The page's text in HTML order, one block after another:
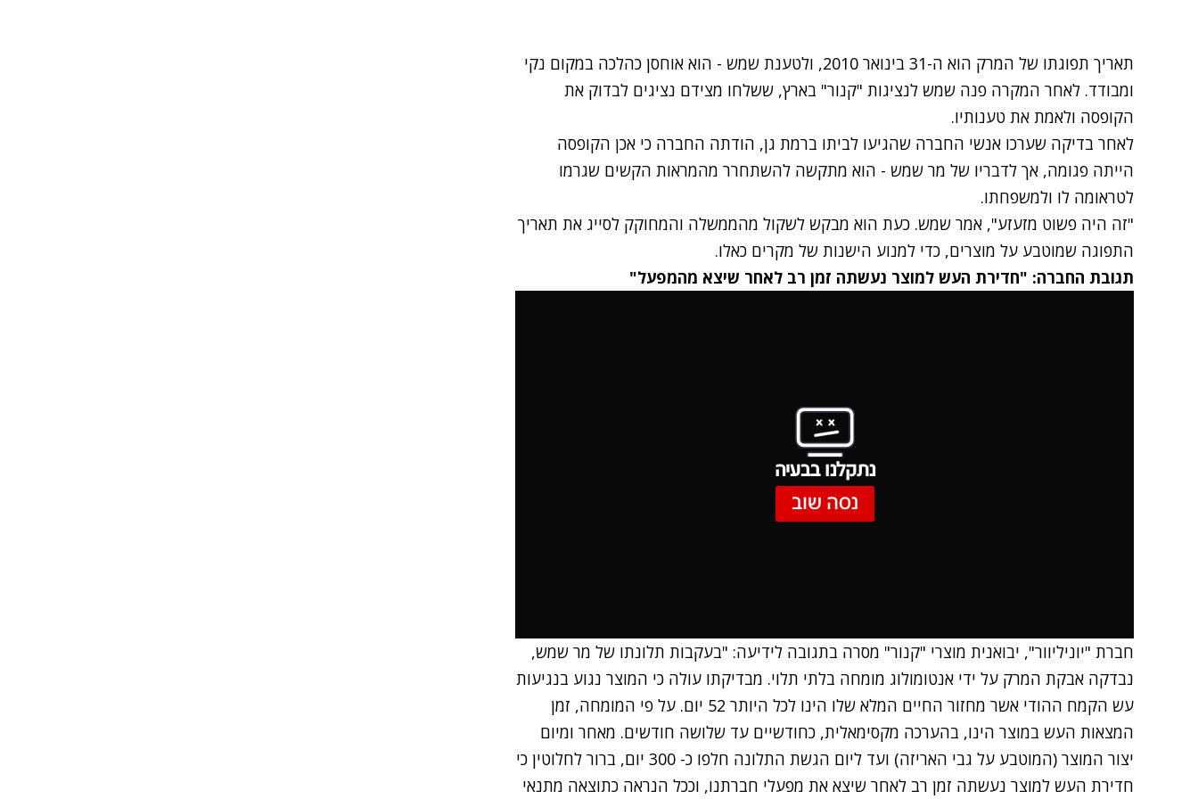
תאריך תפוגתו של המרק הוא ה-31 בינואר 2010, ולטענת שמש - הוא אוחסן כהלכה במקום נקי
ומבודד. לאחר המקרה פנה שמש לנציגות "קנור" בארץ, ששלחו מצידם נציגים לבדוק את
הקופסה ולאמת את טענותיו.
לאחר בדיקה שערכו אנשי החברה שהגיעו לביתו ברמת גן, הודתה החברה כי אכן הקופסה
הייתה פגומה, אך לדבריו של מר שמש - הוא מתקשה להשתחרר מהמראות הקשים שגרמו
לטראומה לו ולמשפחתו.
"זה היה פשוט מזעזע", אמר שמש. כעת הוא מבקש לשקול מהממשלה והמחוקק לסייג את תאריך
התפוגה שמוטבע על מוצרים, כדי למנוע הישנות של מקרים כאלו.
תגובת החברה: "חדירת העש למוצר נעשתה זמן רב לאחר שיצא מהמפעל"
נתקלנו בבעיה
נסה שוב
חברת "יוניליוור", יבואנית מוצרי "קנור" מסרה בתגובה לידיעה: "בעקבות תלונתו של מר שמש,
נבדקה אבקת המרק על ידי אנטומולוג מומחה בלתי תלוי. מבדיקתו עולה כי המוצר נגוע בנגיעות
עש הקמח ההודי אשר מחזור החיים המלא שלו הינו לכל היותר 52 יום. על פי המומחה, זמן
המצאות העש במוצר הינו, בהערכה מקסימאלית, כחודשיים עד שלושה חודשים. מאחר ומיום
יצור המוצר (המוטבע על גבי האריזה) ועד ליום הגשת התלונה חלפו כ- 300 יום, ברור לחלוטין כי
חדירת העש למוצר נעשתה זמן רב לאחר שיצא את מפעלי חברתנו, וככל הנראה כתוצאה מתנאי